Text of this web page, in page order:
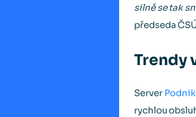
silně se tak
předseda
Trendy
Server
rychlou